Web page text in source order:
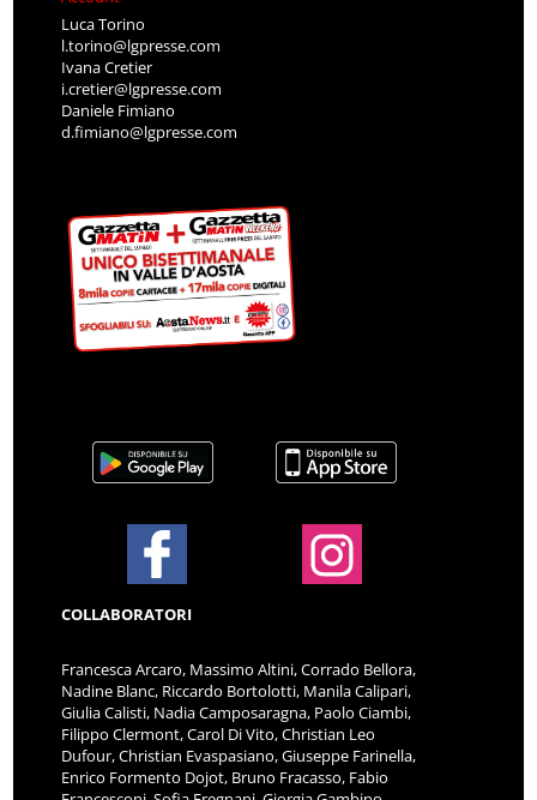
Luca Torino
l.torino@lgpresse.com
Ivana Cretier
i.cretier@lgpresse.com
Daniele Fimiano
d.fimiano@lgpresse.com
COLLABORATORI
Francesca Arcaro, Massimo Altini, Corrado Bellora,
Nadine Blanc, Riccardo Bortolotti, Manila Calipari,
Giulia Calisti, Nadia Camposaragna, Paolo Ciambi,
Filippo Clermont, Carol Di Vito, Christian Leo
Dufour, Christian Evaspasiano, Giuseppe Farinella,
Enrico Formento Dojot, Bruno Fracasso, Fabio